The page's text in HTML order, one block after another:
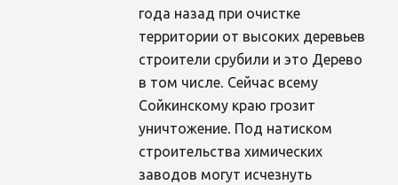
года назад при очистке
территории от высоких деревьев
строители срубили и это Дерево
в том числе. Сейчас всему
Сойкинскому краю грозит
уничтожение. Под натиском
строительства химических
заводов могут исчезнуть